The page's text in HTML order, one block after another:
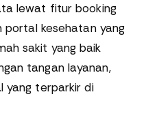
lewat fitur booking
portal kesehatan yang
sakit yang baik
tangan layanan,
yang terparkir di